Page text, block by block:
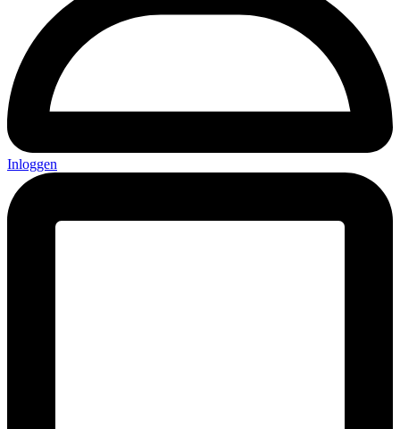
Inloggen